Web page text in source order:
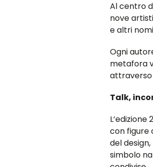
Al centro
nove
e altri
Ogni
metafora
Talk,
con figure
del
simbolo